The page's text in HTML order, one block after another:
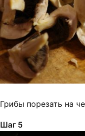
Грибы порезать на
Шаг 5